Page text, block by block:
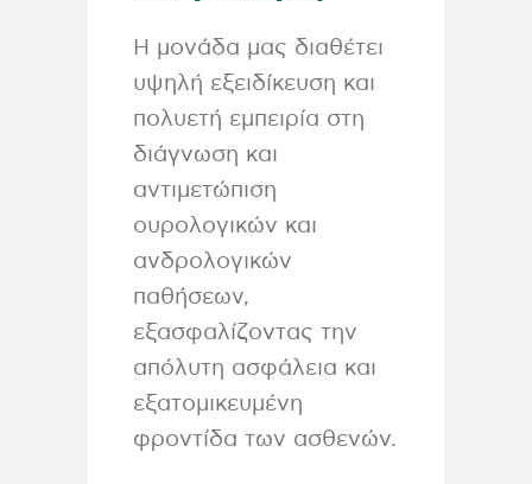
Η μονάδα μας διαθέτει
υψηλή εξειδίκευση και
πολυετή εμπειρία στη
διάγνωση και
αντιμετώπιση
ουρολογικών και
ανδρολογικών
παθήσεων,
εξασφαλίζοντας την
απόλυτη ασφάλεια και
εξατομικευμένη
φροντίδα των ασθενών.